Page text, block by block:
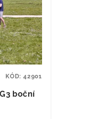
boční
KÓD: 42901